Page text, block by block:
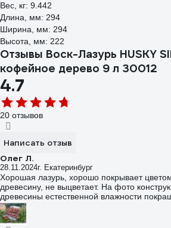
Вес, кг: 9.442
Длина, мм: 294
Ширина, мм: 294
Высота, мм: 222
Отзывы Воск-Лазурь HUSKY
кофейное дерево 9 л 30012
4.7
20 отзывов
Написать отзыв
Олег Л.
28.11.2024г. Екатеринбург
Хорошая лазурь, хорошо покрывает
древесину, не выцветает. На фото
древесины естественной влажности